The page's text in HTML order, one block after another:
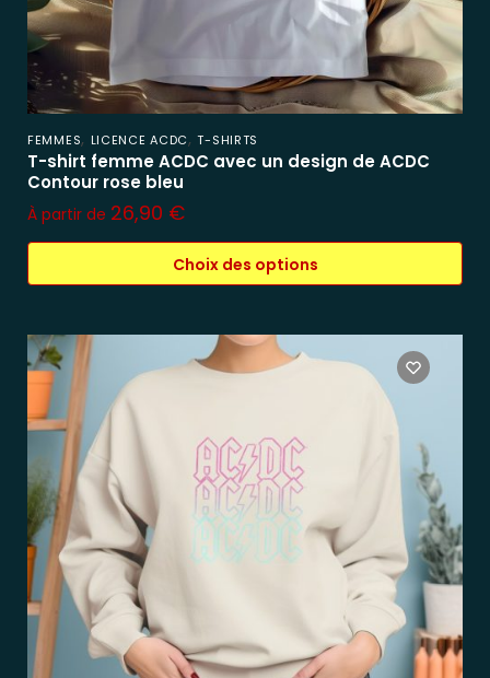
FEMMES, LICENCE ACDC,T-SHIRTS
T-shirt femme ACDC avec un design de ACDC
Contour rose bleu
À partir de 26,90 €
Choix des options